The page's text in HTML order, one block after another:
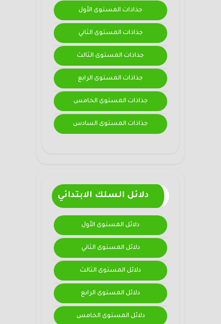
جذاذات المستوى الأول
جذاذات المستوى الثاني
جذاذات المستوى الثالث
جذاذات المستوى الرابع
جذاذات المستوى الخامس
جذاذات المستوى السادس
دلائل السلك الابتدائي
دلائل المستوى الأول
دلائل المستوى الثاني
دلائل المستوى الثالث
دلائل المستوى الرابع
دلائل المستوى الخامس